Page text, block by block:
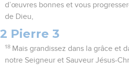
d’œuvres bonnes et vous
de Dieu,
2 Pierre 3
18 Mais grandissez dans la grâce et
notre Seigneur et Sauveur Jésus-